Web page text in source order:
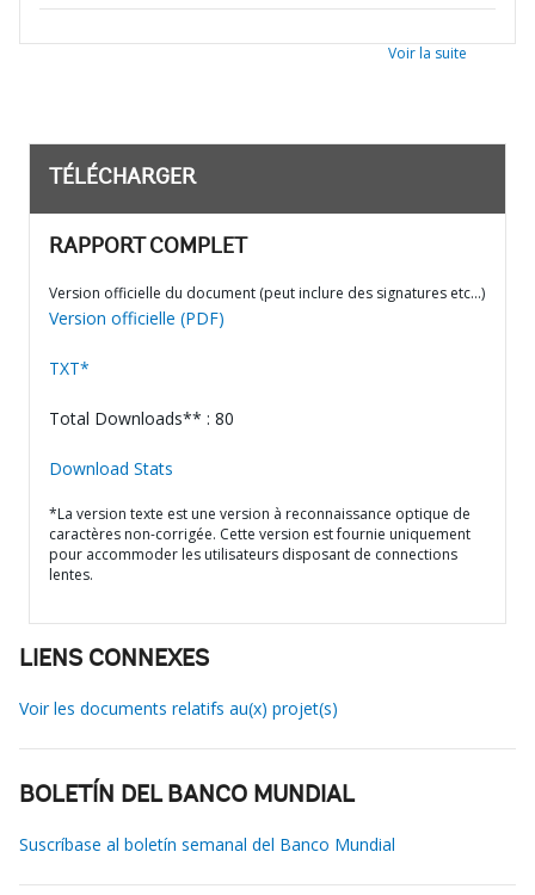
Voir la suite
TÉLÉCHARGER
RAPPORT COMPLET
Version officielle du document (peut inclure des signatures etc…)
Version officielle (PDF)
TXT*
Total Downloads** : 80
Download Stats
*La version texte est une version à reconnaissance optique de
caractères non-corrigée. Cette version est fournie uniquement
pour accommoder les utilisateurs disposant de connections
lentes.
LIENS CONNEXES
Voir les documents relatifs au(x) projet(s)
BOLETÍN DEL BANCO MUNDIAL
Suscríbase al boletín semanal del Banco Mundial